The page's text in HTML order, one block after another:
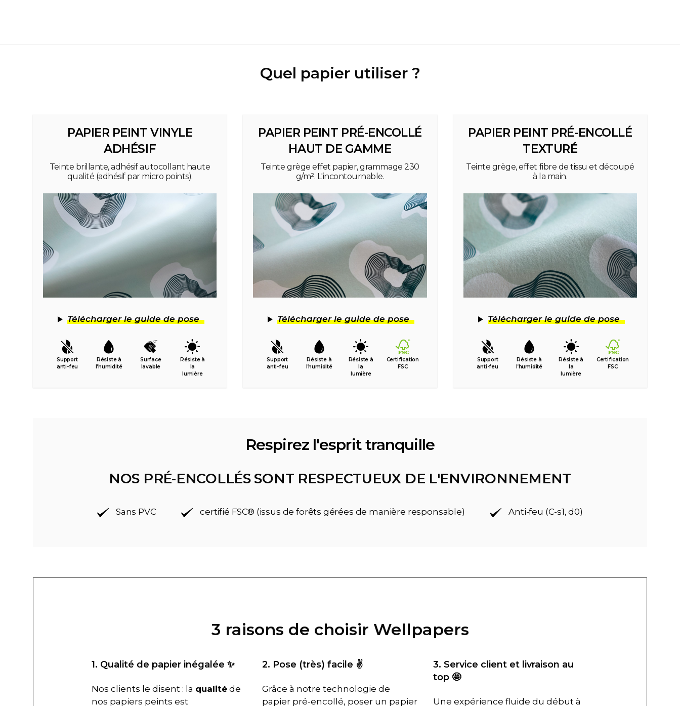
Quel papier utiliser ?
PAPIER PEINT VINYLE
ADHÉSIF
Teinte brillante, adhésif autocollant haute
qualité (adhésif par micro points).
Télécharger le guide de pose
Support
anti-feu
Résiste à
l’humidité
Surface
lavable
Résiste à
la
lumière
PAPIER PEINT PRÉ-ENCOLLÉ
HAUT DE GAMME
Teinte grège effet papier, grammage 230
g/m². L'incontournable.
Télécharger le guide de pose
Support
anti-feu
Résiste à
l’humidité
Résiste à
la
lumière
Certification
FSC
PAPIER PEINT PRÉ-ENCOLLÉ
TEXTURÉ
Teinte grège, effet fibre de tissu et découpé
à la main.
Télécharger le guide de pose
Support
anti-feu
Résiste à
l’humidité
Résiste à
la
lumière
Certification
FSC
Respirez l'esprit tranquille
NOS PRÉ-ENCOLLÉS SONT RESPECTUEUX DE L'ENVIRONNEMENT
Sans PVC certifié FSC® (issus de forêts gérées de manière responsable) Anti-feu (C-s1, d0)
3 raisons de choisir Wellpapers
1. Qualité de papier inégalée ✨
Nos clients le disent : la qualité de
nos papiers peints est
2. Pose (très) facile ✌️
Grâce à notre technologie de
papier pré-encollé, poser un papier
3. Service client et livraison au
top 🤩
Une expérience fluide du début à